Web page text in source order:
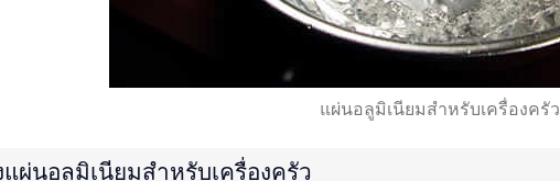
แผ่นอลูมิเนียมสำหรับเครื่องครัว
นอลูมิเนียมสำหรับเครื่องครัว